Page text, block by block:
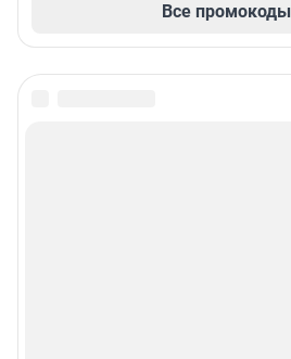
Все промокоды